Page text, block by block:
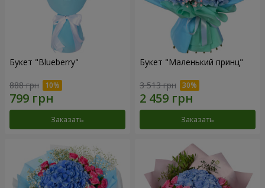
Букет "Blueberry"
888 грн
Заказать
Букет "Маленький принц"
3 513 грн
Заказать